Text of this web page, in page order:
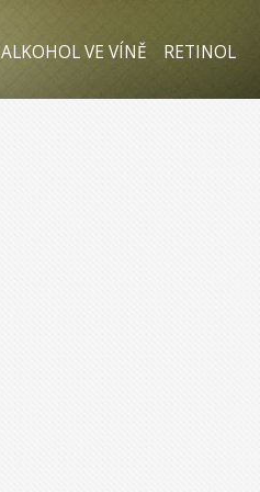
ALKOHOL VE VÍNĚ RETINOL